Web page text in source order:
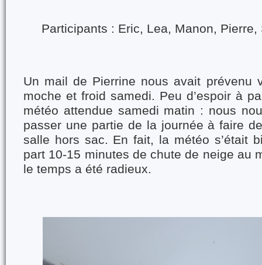
Participants : Eric, Lea, Manon,
Un mail de Pierrine nous avait prévenu
moche et froid samedi. Peu d’espoir à
météo attendue samedi matin : nous
passer une partie de la journée à faire
salle hors sac. En fait, la météo s’était
part 10-15 minutes de chute de neige au
le temps a été radieux.